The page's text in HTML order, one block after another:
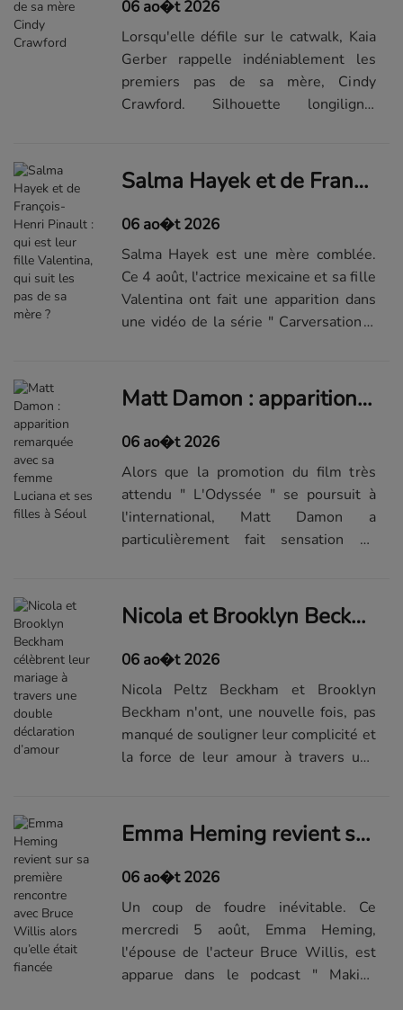
06 ao�t 2026
Lorsqu'elle défile sur le catwalk, Kaia
Gerber rappelle indéniablement les
premiers pas de sa mère, Cindy
Crawford. Silhouette longiligne,
confondre. D'autant que la jeune
femme s...Visualiser la suite du
diaporama sur...
Salma Hayek et de François-Henri Pinault : qui est leur fille Valentina, qui suit les pas de sa mère ?
06 ao�t 2026
Salma Hayek est une mère comblée.
Ce 4 août, l'actrice mexicaine et sa fille
Valentina ont fait une apparition dans
une vidéo de la série " Carversation ",
vintage pour e...Lire la suite de l'article
sur Elle.fr
Matt Damon : apparition remarquée avec sa femme Luciana et ses filles à Séoul
06 ao�t 2026
Alors que la promotion du film très
attendu " L'Odyssée " se poursuit à
l'international, Matt Damon a
particulièrement fait sensation en
de l'équipe du film s'est rendue à
...Visualiser la suite du...
Nicola et Brooklyn Beckham célèbrent leur mariage à travers une double déclaration d’amour
06 ao�t 2026
Nicola Peltz Beckham et Brooklyn
Beckham n'ont, une nouvelle fois, pas
manqué de souligner leur complicité et
la force de leur amour à travers une
rebondissements liés aux co...Lire la
suite de l'article sur...
Emma Heming revient sur sa première rencontre avec Bruce Willis alors qu’elle était fiancée
06 ao�t 2026
Un coup de foudre inévitable. Ce
mercredi 5 août, Emma Heming,
l'épouse de l'acteur Bruce Willis, est
apparue dans le podcast " Making